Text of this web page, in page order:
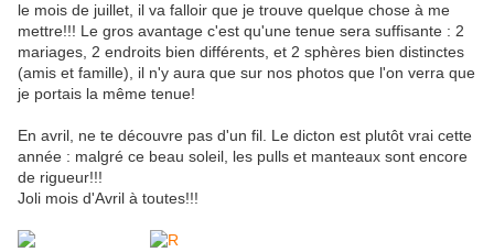
le mois de juillet, il va falloir que je trouve quelque chose à me
mettre!!! Le gros avantage c'est qu'une tenue sera suffisante : 2
mariages, 2 endroits bien différents, et 2 sphères bien distinctes
(amis et famille), il n'y aura que sur nos photos que l'on verra que
je portais la même tenue!
En avril, ne te découvre pas d'un fil. Le dicton est plutôt vrai cette
année : malgré ce beau soleil, les pulls et manteaux sont encore
de rigueur!!!
Joli mois d'Avril à toutes!!!